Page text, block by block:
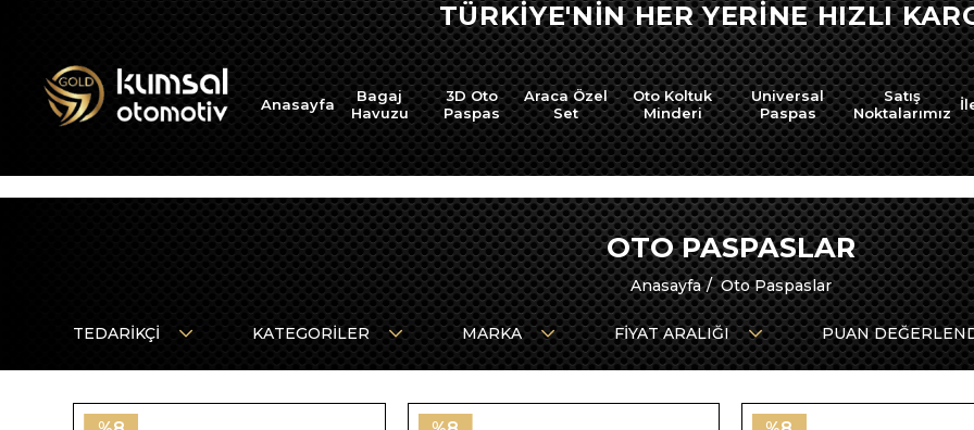
OTO PASPAS VE BAGAJ HAVUZLARINDA SEPETTE BÜYÜK
Anasayfa
Bagaj
Havuzu
3D Oto
Paspas
Araca Özel
Set
Oto Koltuk
Minderi
Universal
Paspas
Satış
Noktalarımız
OTO PASPASLAR
Anasayfa Oto Paspaslar
TEDARIKÇI KATEGORILER MARKA FIYAT ARALIĞI PUAN